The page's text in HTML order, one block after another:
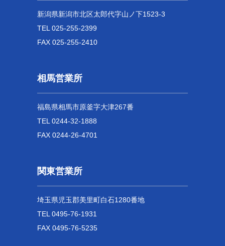
新潟県新潟市北区太郎代字山ノ下1523-3
TEL 025-255-2399
FAX 025-255-2410
相馬営業所
福島県相馬市原釜字大津267番
TEL 0244-32-1888
FAX 0244-26-4701
関東営業所
埼玉県児玉郡美里町白石1280番地
TEL 0495-76-1931
FAX 0495-76-5235